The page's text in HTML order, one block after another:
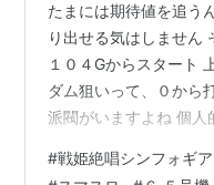
たまには期待値を追う
り出せる気はしません
１０４Gからスタート
ダム狙いって、０から
派閥がいますよね 個人
す？？ 打ったことある
#戦姫絶唱シンフォギア